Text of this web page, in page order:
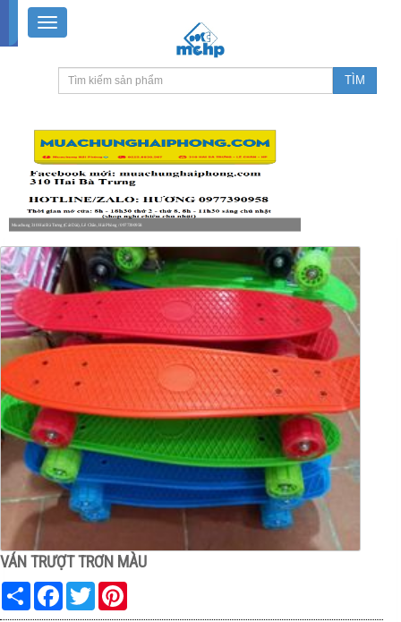
Muachung 310 Hai Bà Trưng (Cát Dài), Lê Chân, Hải Phòng / 0977390958
VÁN TRƯỢT TRƠN MÀU
Share FacebookTwitter